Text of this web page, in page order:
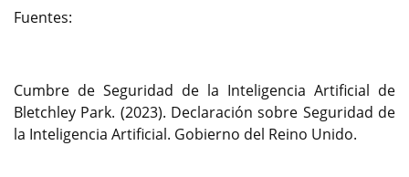
Fuentes:
Cumbre de Seguridad de la Inteligencia Artificial de
Bletchley Park. (2023). Declaración sobre Seguridad de
la Inteligencia Artificial. Gobierno del Reino Unido.